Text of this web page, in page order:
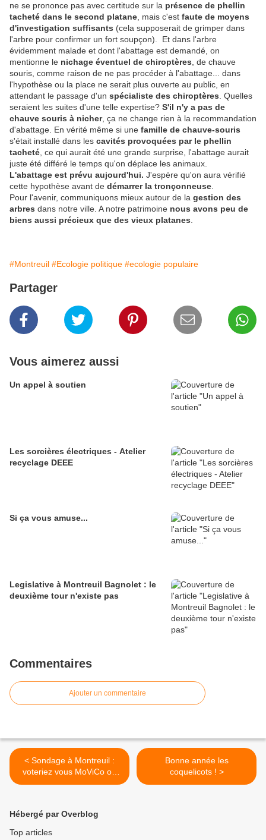
ne se prononce pas avec certitude sur la présence de phellin
tacheté dans le second platane , mais c'est faute de moyens
d'investigation suffisants (cela supposerait de grimper dans
l'arbre pour confirmer un fort soupçon). Et dans l'arbre
évidemment malade et dont l'abattage est demandé, on
mentionne le nichage éventuel de chiroptères , de chauve
souris, comme raison de ne pas procéder à l'abattage... dans
l'hypothèse ou la place ne serait plus ouverte au public, en
attendant le passage d'un spécialiste des chiroptères . Quelles
seraient les suites d'une telle expertise? S'il n'y a pas de
chauve souris à nicher, ça ne change rien à la recommandation
d'abattage. En vérité même si une famille de chauve-souris
s'était installé dans les cavités provoquées par le phellin
tacheté , ce qui aurait été une grande surprise, l'abattage aurait
juste été différé le temps qu'on déplace les animaux.
L'abattage est prévu aujourd'hui. J'espère qu'on aura vérifié
cette hypothèse avant de démarrer la tronçonneuse
Pour l'avenir, communiquons mieux autour de la gestion des
arbres dans notre ville. A notre patrimoine nous avons peu de
biens aussi précieux que des vieux platanes
#Montreuil #Ecologie politique #ecologie populaire
Partager
Vous aimerez aussi
Un appel à soutien
Les sorcières électriques - Atelier
recyclage DEEE
Si ça vous amuse...
Legislative à Montreuil Bagnolet : le
deuxième tour n'existe pas
Commentaires
Ajouter un commentaire
< Sondage à Montreuil :
voteriez vous MoViCo ou
MoViBrard?
Bonne année les
coquelicots ! >
Hébergé par Overblog
Top articles